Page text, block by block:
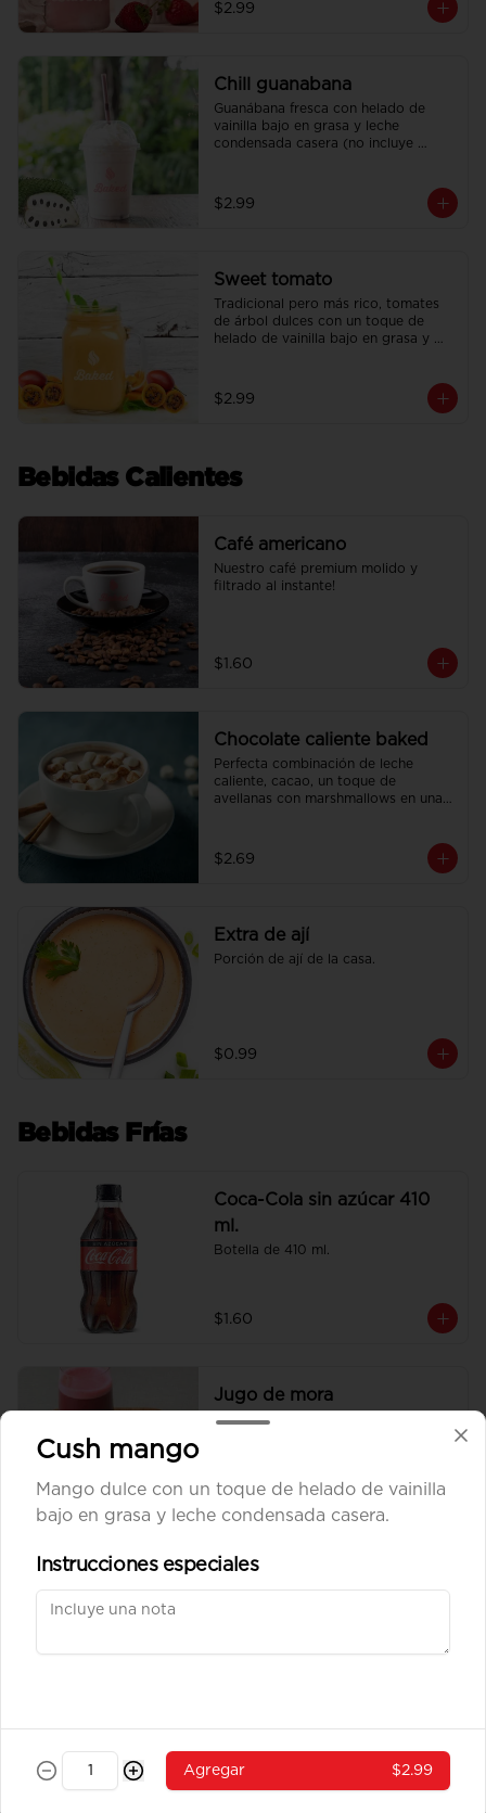
$2.99
Chill guanabana
Guanábana fresca con helado de
vainilla bajo en grasa y leche
condensada casera (no incluye
$2.99
Sweet tomato
Tradicional pero más rico, tomates
de árbol dulces con un toque de
helado de vainilla bajo en grasa y
$2.99
Bebidas Calientes
Café americano
Nuestro café premium molido y
filtrado al instante!
$1.60
Chocolate caliente baked
Perfecta combinación de leche
caliente, cacao, un toque de
avellanas con marshmallows en una
$2.69
Extra de ají
Porción de ají de la casa.
$0.99
Bebidas Frías
Coca-Cola sin azúcar 410
ml.
Botella de 410 ml.
$1.60
Jugo de mora
Jugo 100% mora.
$2.20
Sprite 500 ml.
Cush mango
Mango dulce con un toque de helado de vainilla
bajo en grasa y leche condensada casera.
Instrucciones especiales
Agregar $2.99